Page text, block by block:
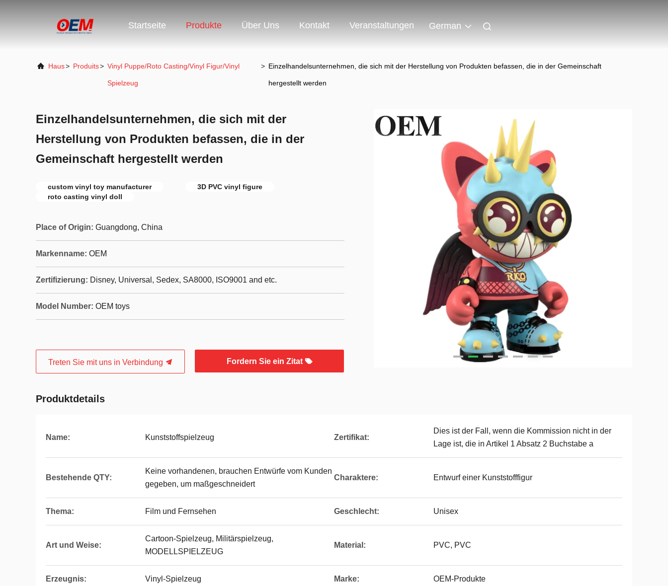
Startseite Produkte Über Uns Kontakt Veranstaltungen German
Haus> Produits> Vinyl Puppe/Roto Casting/Vinyl Figur/Vinyl
Spielzeug
> Einzelhandelsunternehmen, die sich mit der Herstellung von Produkten befassen, die in der Gemeinschaft
hergestellt werden
Einzelhandelsunternehmen, die sich mit der
Herstellung von Produkten befassen, die in der
Gemeinschaft hergestellt werden
custom vinyl toy manufacturer
3D PVC vinyl figure
roto casting vinyl doll
Place of Origin: Guangdong, China
Markenname: OEM
Zertifizierung: Disney, Universal, Sedex, SA8000, ISO9001 and etc.
Model Number: OEM toys
Treten Sie mit uns in Verbindung Fordern Sie ein Zitat
Produktdetails
Name: Kunststoffspielzeug Zertifikat:
Dies ist der Fall, wenn die Kommission nicht in der
Lage ist, die in Artikel 1 Absatz 2 Buchstabe a
Bestehende QTY:
Keine vorhandenen, brauchen Entwürfe vom Kunden
gegeben, um maßgeschneidert
Charaktere: Entwurf einer Kunststofffigur
Thema: Film und Fernsehen Geschlecht: Unisex
Art und Weise:
Cartoon-Spielzeug, Militärspielzeug,
MODELLSPIELZEUG
Material: PVC, PVC
Erzeugnis: Vinyl-Spielzeug Marke: OEM-Produkte